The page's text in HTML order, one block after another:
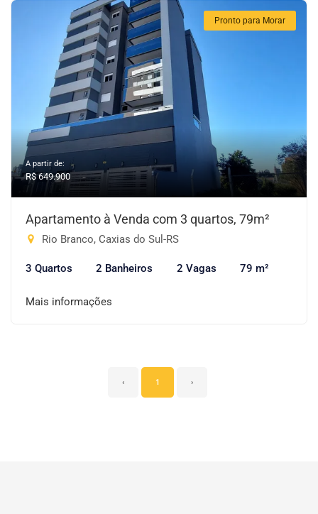
Pronto para Morar
A partir de:
R$ 649.900
Apartamento à Venda com 3 quartos, 79m²
Rio Branco, Caxias do Sul-RS
3 Quartos 2 Banheiros 2 Vagas 79 m²
Mais informações
‹ 1 ›